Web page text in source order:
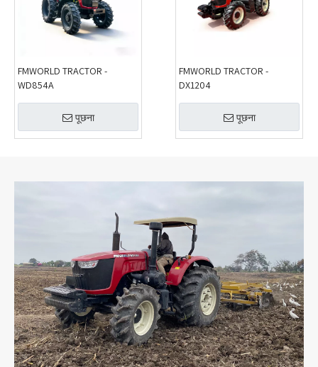
FMWORLD TRACTOR -
WD854A
पूछना
FMWORLD TRACTOR -
DX1204
पूछना